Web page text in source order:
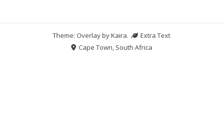
Theme: Overlay byKaira.
Extra Text
Cape Town, South Africa